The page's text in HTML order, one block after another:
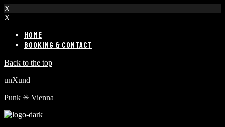
X
X
HOME
BOOKING & CONTACT
Back to the top
unXund
Punk ✳︎ Vienna